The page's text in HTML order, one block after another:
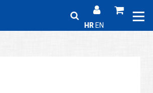
HR EN